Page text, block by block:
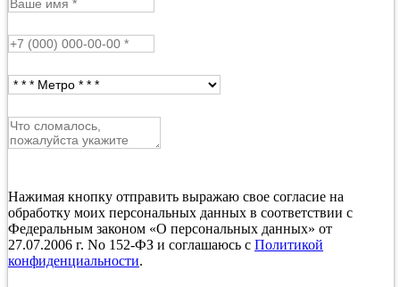
Нажимая кнопку отправить выражаю свое согласие на
обработку моих персональных данных в соответствии с
Федеральным законом «О персональных данных» от
27.07.2006 г. No 152-ФЗ и соглашаюсь с Политикой
конфиденциальности.